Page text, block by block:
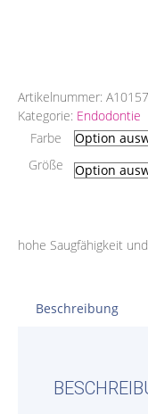
Artikelnummer:
Kategorie: Endodontie
Farbe
Größe
hohe Saugfähigkeit
Beschreibung